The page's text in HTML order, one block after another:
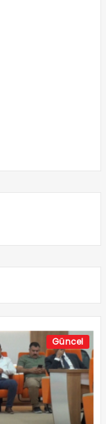
Güncel